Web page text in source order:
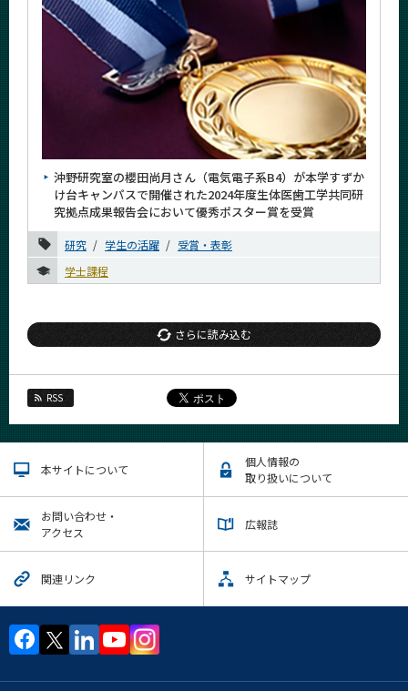
沖野研究室の櫻田尚月さん（電気電子系B4）が本学すずか
け台キャンパスで開催された2024年度生体医歯工学共同研
究拠点成果報告会において優秀ポスター賞を受賞
研究 学生の活躍
受賞・表彰
学士課程
さらに読み込む
RSS
本サイトについて
個人情報の
取り扱いについて
お問い合わせ・
アクセス
広報誌
関連リンク サイトマップ